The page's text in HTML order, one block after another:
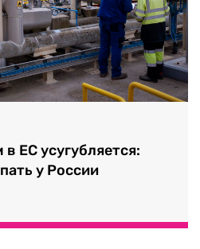
в ЕС усугубляется:
у России